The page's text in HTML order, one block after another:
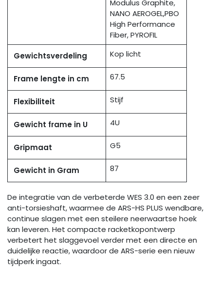
Modulus Graphite,
NANO AEROGEL,PBO
High Performance
Fiber, PYROFIL
Gewichtsverdeling Kop licht
Frame lengte in cm 67.5
Flexibiliteit Stijf
Gewicht frame in U 4U
Gripmaat G5
Gewicht in Gram 87
De integratie van de verbeterde WES 3.0 en een zeer
anti-torsieshaft, waarmee de ARS-HS PLUS wendbare,
continue slagen met een steilere neerwaartse hoek
kan leveren. Het compacte racketkopontwerp
verbetert het slaggevoel verder met een directe en
duidelijke reactie, waardoor de ARS-serie een nieuw
tijdperk ingaat.